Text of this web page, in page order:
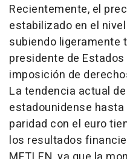
Recientemente, el
estabilizado en el
subiendo ligeramente
presidente de
imposición de
La tendencia actual
estadounidense
paridad con el euro
los resultados